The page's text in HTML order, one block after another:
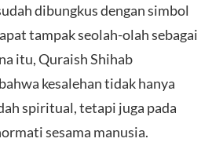
dibungkus dengan simbol
tampak seolah-olah sebagai
itu, Quraish Shihab
kesalehan tidak hanya
spiritual, tetapi juga pada
sesama manusia.